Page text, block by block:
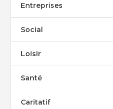
Entreprises
Social
Loisir
Santé
Caritatif